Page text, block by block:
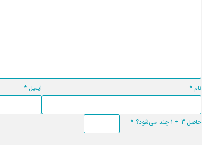
نام* ایمیل *
حاصل 3 + 1 چند می‌شود؟ *